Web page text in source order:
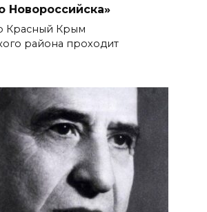
Новороссийска»
Красный Крым
района проходит